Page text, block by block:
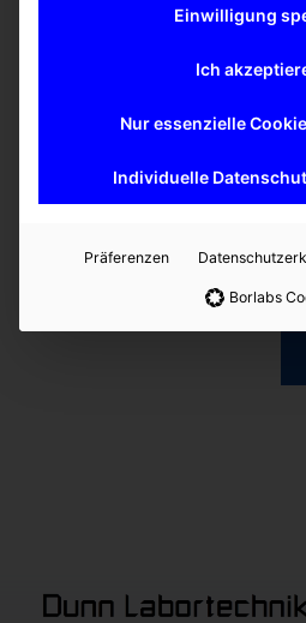
Einwilligung
Ich
Nur essenzielle
Individuelle
Präferenzen
Borlabs